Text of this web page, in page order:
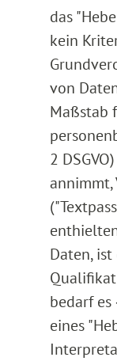
das
kein
von
Maßstab
2
Daten,
bedarf es
eines